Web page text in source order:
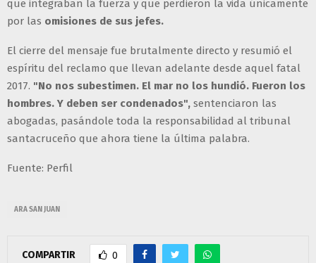
que integraban la fuerza y que perdieron la vida únicamente
por las omisiones de sus jefes.
El cierre del mensaje fue brutalmente directo y resumió el
espíritu del reclamo que llevan adelante desde aquel fatal
2017. "No nos subestimen. El mar no los hundió. Fueron los
hombres. Y deben ser condenados", sentenciaron las
abogadas, pasándole toda la responsabilidad al tribunal
santacruceño que ahora tiene la última palabra.
Fuente: Perfil
ARA SAN JUAN
COMPARTIR 0